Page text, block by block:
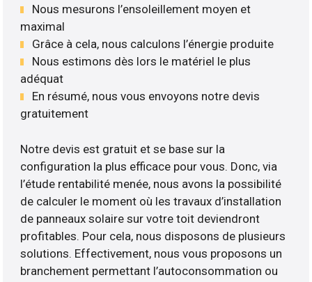
Nous mesurons l’ensoleillement moyen et
maximal
Grâce à cela, nous calculons l’énergie produite
Nous estimons dès lors le matériel le plus
adéquat
En résumé, nous vous envoyons notre devis
gratuitement
Notre devis est gratuit et se base sur la
configuration la plus efficace pour vous. Donc, via
l’étude rentabilité menée, nous avons la possibilité
de calculer le moment où les travaux d’installation
de panneaux solaire sur votre toit deviendront
profitables. Pour cela, nous disposons de plusieurs
solutions. Effectivement, nous vous proposons un
branchement permettant l’autoconsommation ou